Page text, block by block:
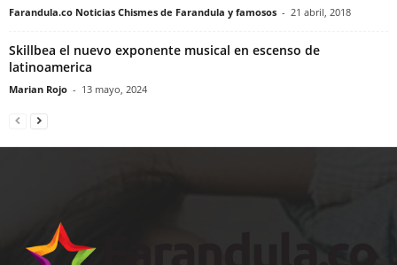
Farandula.co Noticias Chismes de Farandula y famosos - 21 abril, 2018
Skillbea el nuevo exponente musical en escenso de
latinoamerica
Marian Rojo - 13 mayo, 2024